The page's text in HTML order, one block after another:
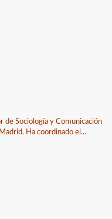
de Sociología y Comunicación
Ha coordinado el...